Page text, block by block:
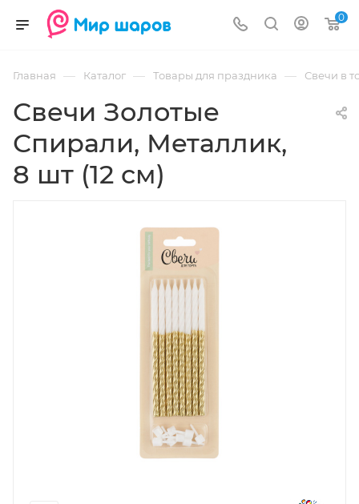
0
Главная — Каталог — Товары для праздника — Свечи в
Свечи Золотые
Спирали, Металлик,
8 шт (12 см)